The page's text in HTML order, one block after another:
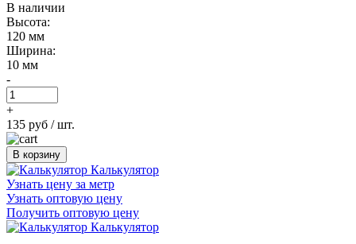
В наличии
Высота:
120 мм
Ширина:
10 мм
-
+
135 руб / шт.
В корзину
Калькулятор
Узнать цену за метр
Узнать оптовую цену
Получить оптовую цену
Калькулятор